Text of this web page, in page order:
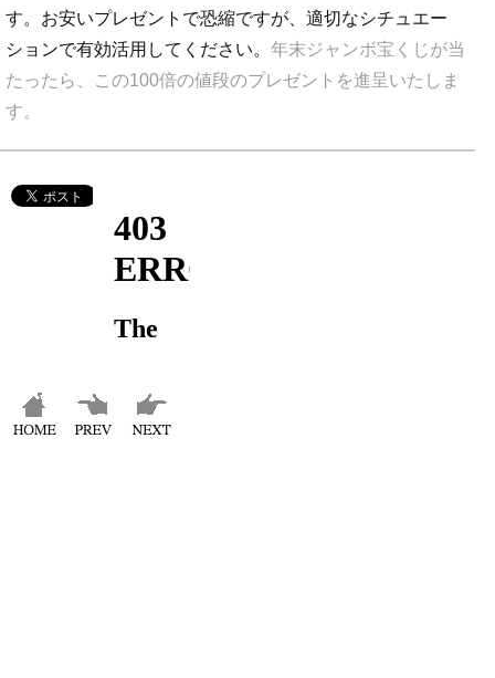
す。お安いプレゼントで恐縮ですが、適切なシチュエー
ションで有効活用してください。 年末ジャンボ宝くじが当
たったら、この100倍の値段のプレゼントを進呈いたしま
す。